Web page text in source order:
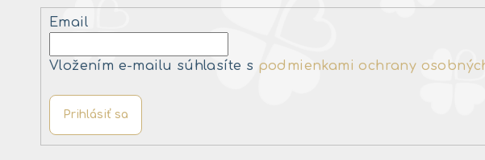
Email
Vložením e-mailu súhlasíte s podmienkami ochrany
Prihlásiť sa